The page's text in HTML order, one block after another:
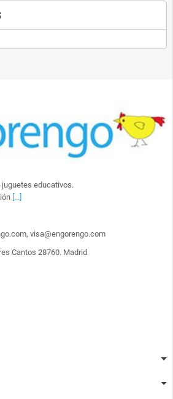
juguetes educativos.
[...]
visa@engorengo.com
Cantos 28760. Madrid